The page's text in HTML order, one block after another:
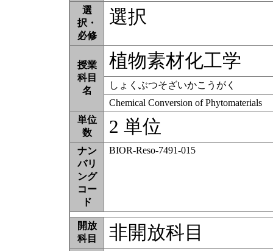
選
択・
必修
選択
授業
科目
名
植物素材化工学
しょくぶつそざいかこうがく
Chemical Conversion of Phytomaterials
単位
数
2 単位
ナン
バリ
ング
コー
ド
BIOR-Reso-7491-015
開放
科目
非開放科目